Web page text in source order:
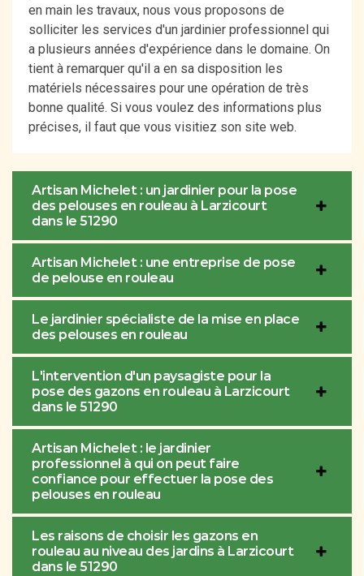
en main les travaux, nous vous proposons de
solliciter les services d'un jardinier professionnel qui
a plusieurs années d'expérience dans le domaine. On
tient à remarquer qu'il a en sa disposition les
matériels nécessaires pour une opération de très
bonne qualité. Si vous voulez des informations plus
précises, il faut que vous visitiez son site web.
Artisan Michelet : un jardinier pour la pose
des pelouses en rouleau à Larzicourt
dans le 51290
Artisan Michelet : une entreprise de pose
de pelouse en rouleau
Le jardinier spécialiste de la mise en place
des pelouses en rouleau
L'intervention d'un paysagiste pour la
pose des gazons en rouleau à Larzicourt
dans le 51290
Artisan Michelet : le jardinier
professionnel à qui on peut faire
confiance pour effectuer la pose des
pelouses en rouleau
Les raisons de choisir les gazons en
rouleau au niveau des jardins à Larzicourt
dans le 51290